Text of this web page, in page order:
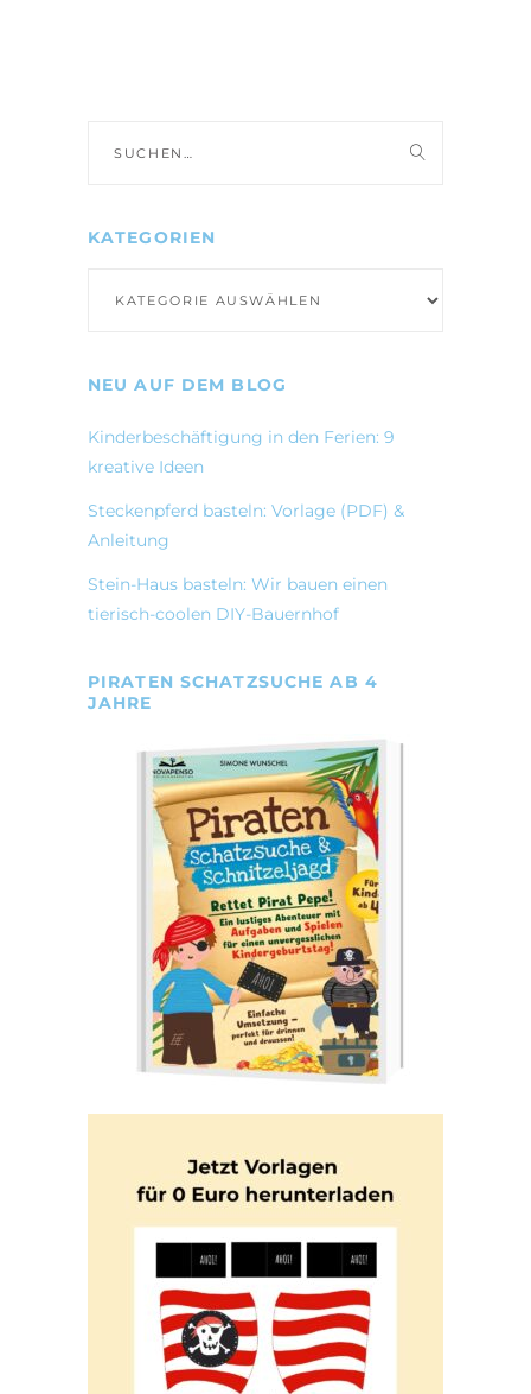
nach:
KATEGORIEN
NEU AUF DEM BLOG
Kinderbeschäftigung in den Ferien: 9
kreative Ideen
Steckenpferd basteln: Vorlage (PDF) &
Anleitung
Stein-Haus basteln: Wir bauen einen
tierisch-coolen DIY-Bauernhof
PIRATEN SCHATZSUCHE AB 4
JAHRE